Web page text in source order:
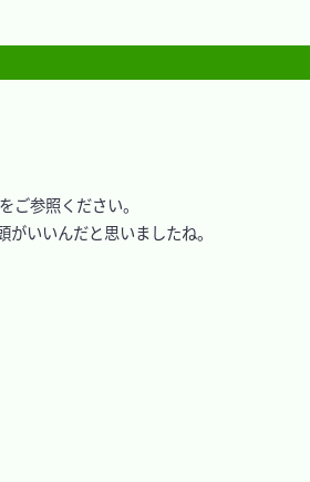
ご参照ください。
いいんだと思いましたね。